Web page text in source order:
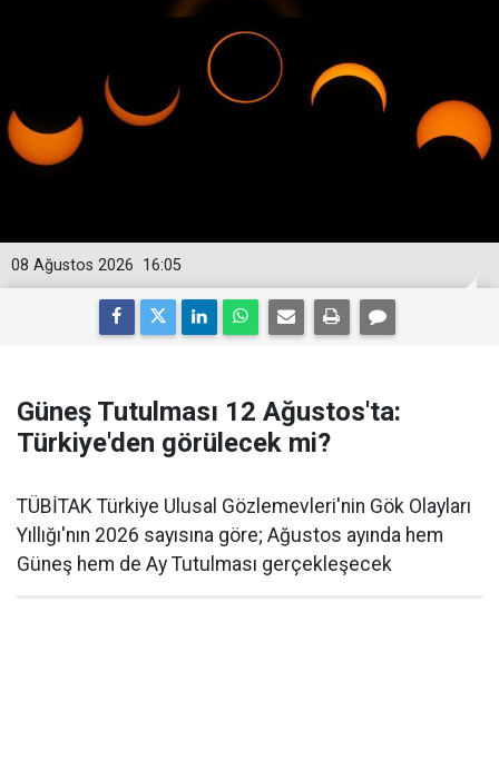
16:05
08 Ağustos 2026
Güneş Tutulması 12 Ağustos'ta:
Türkiye'den görülecek mi?
TÜBİTAK Türkiye Ulusal Gözlemevleri'nin Gök Olayları
Yıllığı'nın 2026 sayısına göre; Ağustos ayında hem
Güneş hem de Ay Tutulması gerçekleşecek